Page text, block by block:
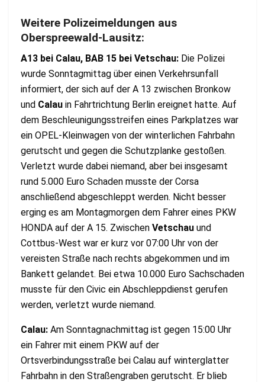
Weitere Polizeimeldungen aus
Oberspreewald-Lausitz:
A13 bei Calau, BAB 15 bei Vetschau: Die Polizei
wurde Sonntagmittag über einen Verkehrsunfall
informiert, der sich auf der A 13 zwischen Bronkow
und Calau in Fahrtrichtung Berlin ereignet hatte. Auf
dem Beschleunigungsstreifen eines Parkplatzes war
ein OPEL-Kleinwagen von der winterlichen Fahrbahn
gerutscht und gegen die Schutzplanke gestoßen.
Verletzt wurde dabei niemand, aber bei insgesamt
rund 5.000 Euro Schaden musste der Corsa
anschließend abgeschleppt werden. Nicht besser
erging es am Montagmorgen dem Fahrer eines PKW
HONDA auf der A 15. Zwischen Vetschau und
Cottbus-West war er kurz vor 07:00 Uhr von der
vereisten Straße nach rechts abgekommen und im
Bankett gelandet. Bei etwa 10.000 Euro Sachschaden
musste für den Civic ein Abschleppdienst gerufen
werden, verletzt wurde niemand.
Calau: Am Sonntagnachmittag ist gegen 15:00 Uhr
ein Fahrer mit einem PKW auf der
Ortsverbindungsstraße bei Calau auf winterglatter
Fahrbahn in den Straßengraben gerutscht. Er blieb